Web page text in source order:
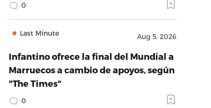
0
Last Minute Aug 5, 2026
Infantino ofrece la final del Mundial a
Marruecos a cambio de apoyos, según
"The Times"
0